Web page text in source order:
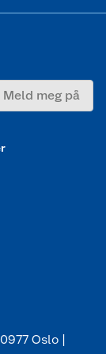
Meld meg på
Oslo |